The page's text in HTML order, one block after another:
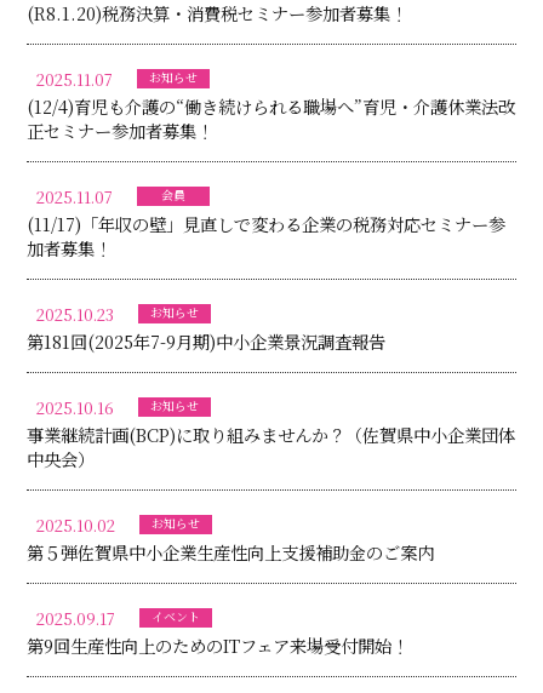
(R8.1.20)税務決算・消費税セミナー参加者募集！
2025.11.07 お知らせ
(12/4)育児も介護の“働き続けられる職場へ”育児・介護休業法改
正セミナー参加者募集！
2025.11.07 会員
(11/17)「年収の壁」見直しで変わる企業の税務対応セミナー参
加者募集！
2025.10.23 お知らせ
第181回(2025年7-9月期)中小企業景況調査報告
2025.10.16 お知らせ
事業継続計画(BCP)に取り組みませんか？（佐賀県中小企業団体
中央会）
2025.10.02 お知らせ
第５弾佐賀県中小企業生産性向上支援補助金のご案内
2025.09.17 イベント
第9回生産性向上のためのITフェア来場受付開始！